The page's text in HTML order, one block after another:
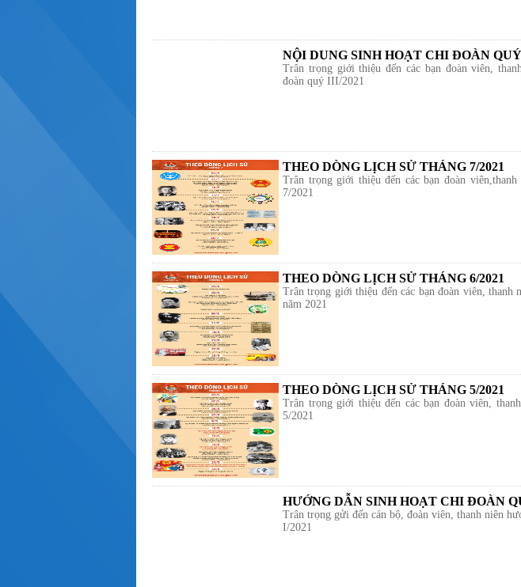
NỘI DUNG SINH HOẠT CHI ĐOÀN
Trân trọng giới thiệu đến các bạn đoàn viên,
đoàn quý III/2021
THEO DÒNG LỊCH SỬ THÁNG 7/2021
Trân trọng giới thiệu đến các bạn đoàn
7/2021
THEO DÒNG LỊCH SỬ THÁNG 6/2021
Trân trọng giới thiệu đến các bạn đoàn viên, thanh
năm 2021
THEO DÒNG LỊCH SỬ THÁNG 5/2021
Trân trọng giới thiệu đến các bạn đoàn viên,
5/2021
HƯỚNG DẪN SINH HOẠT CHI ĐOÀN
Trân trọng gửi đến cán bộ, đoàn viên, thanh niên
I/2021